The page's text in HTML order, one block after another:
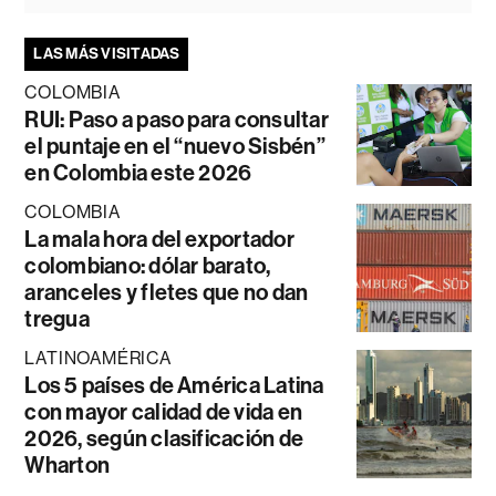
LAS MÁS VISITADAS
COLOMBIA
RUI: Paso a paso para consultar
el puntaje en el “nuevo Sisbén”
en Colombia este 2026
COLOMBIA
La mala hora del exportador
colombiano: dólar barato,
aranceles y fletes que no dan
tregua
LATINOAMÉRICA
Los 5 países de América Latina
con mayor calidad de vida en
2026, según clasificación de
Wharton